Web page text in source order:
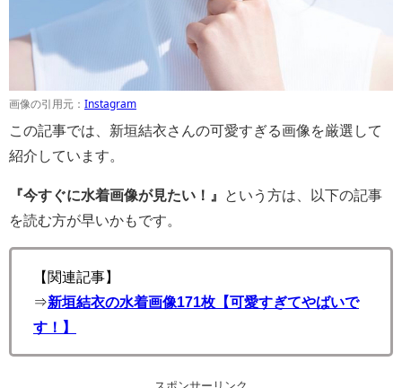
画像の引用元： Instagram
この記事では、新垣結衣さんの可愛すぎる画像を厳選して
紹介しています。
『今すぐに水着画像が見たい！』
という方は、以下の記事
を読む方が早いかもです。
【関連記事】
⇒新垣結衣の水着画像171枚【可愛すぎてやばいで
す！】